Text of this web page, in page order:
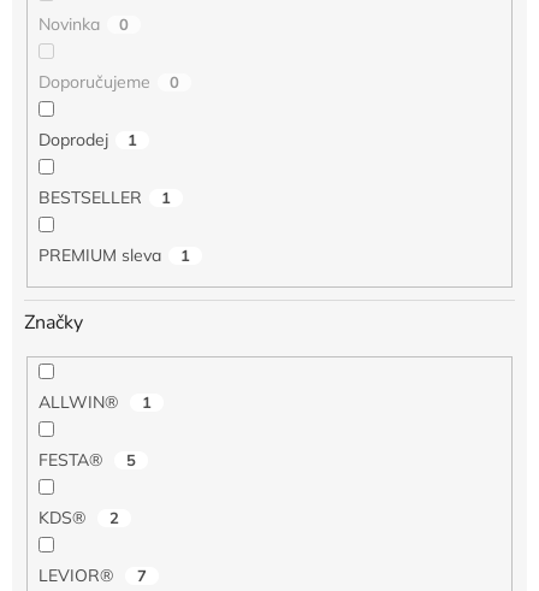
Novinka 0
Doporučujeme 0
Doprodej 1
BESTSELLER 1
PREMIUM sleva 1
Značky
ALLWIN® 1
FESTA® 5
KDS® 2
LEVIOR® 7